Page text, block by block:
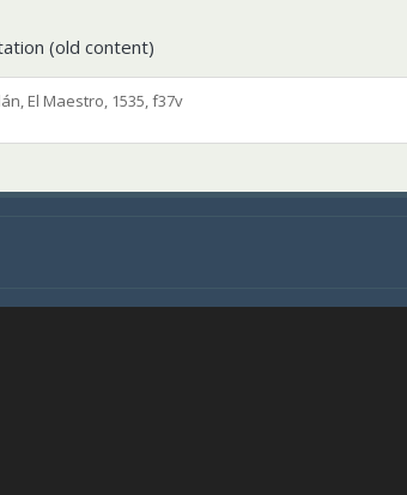
(old content)
El Maestro, 1535, f37v